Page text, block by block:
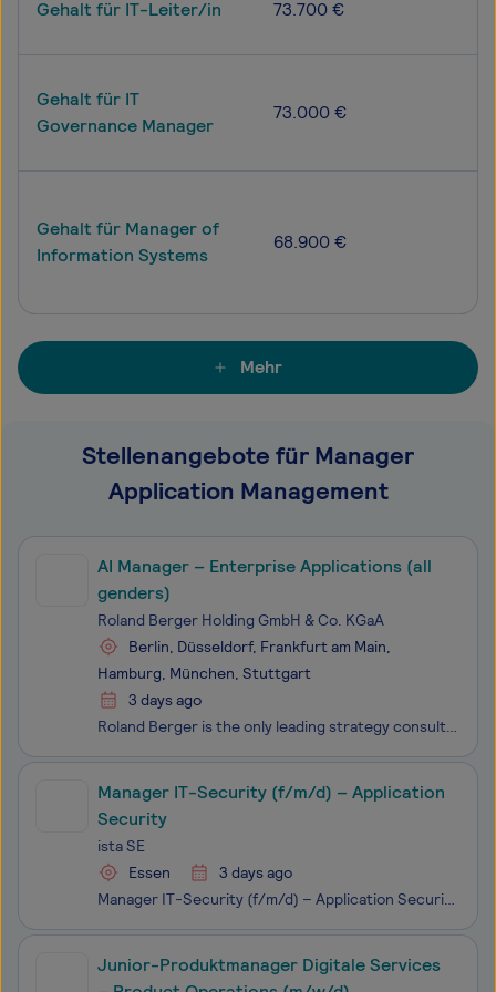
Gehalt für IT-Leiter/in 73.700 €
Gehalt für IT
Governance Manager
73.000 €
Gehalt für Manager of
Information Systems
68.900 €
Mehr
Stellenangebote für Manager
Application Management
AI Manager – Enterprise Applications (all
genders)
Roland Berger Holding GmbH & Co. KGaA
Berlin, Düsseldorf, Frankfurt am Main,
Hamburg, München, Stuttgart
3 days ago
Roland Berger is the only leading strategy consultancy with European roots and a wide-ranging service portfolio for all relevant industries and business functions. We cherish different perspectives and approaches and count on the diversity and authenticity of our employees. Driven by our values of e
Manager IT-Security (f/m/d) – Application
Security
ista SE
Essen
3 days ago
Manager IT-Security (f/m/d) – Application Security IT / Essen Headoffice / Hybrid / Vollzeit / iSE02710 Contract Title according to the Internal Career Path Welcome to ista At ista, we support property owners and managers in making their buildings fit for the future and kind to the planet. That inc
Junior-Produktmanager Digitale Services